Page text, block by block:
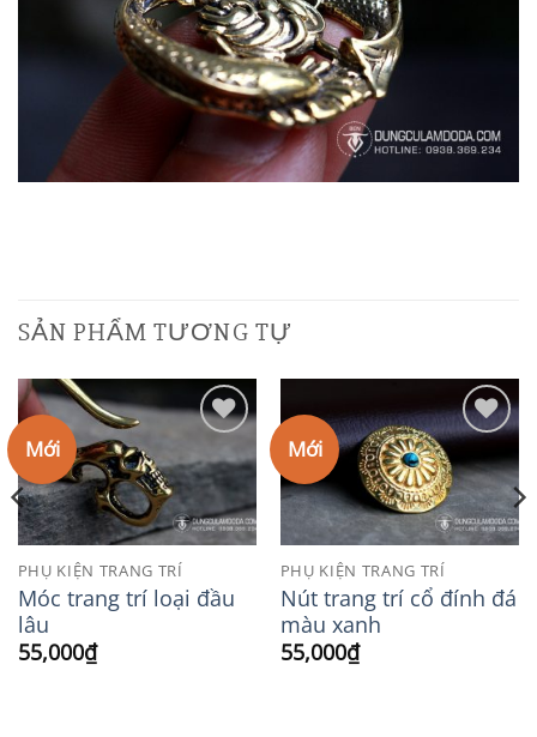
SẢN PHẨM TƯƠNG TỰ
Mới
Add to
Wishlist
PHỤ KIỆN TRANG TRÍ
Móc trang trí loại đầu
lâu
55,000₫
Mới
Add to
Wishlist
PHỤ KIỆN TRANG TRÍ
Nút trang trí cổ đính đá
màu xanh
55,000₫